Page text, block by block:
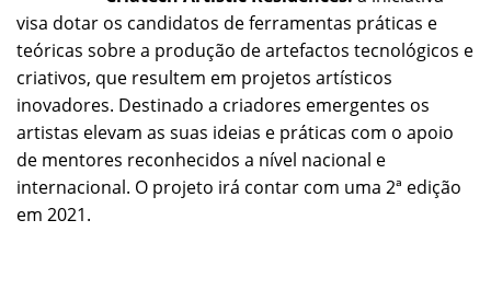
visa dotar os candidatos de ferramentas práticas e
teóricas sobre a produção de artefactos tecnológicos e
criativos, que resultem em projetos artísticos
inovadores. Destinado a criadores emergentes os
artistas elevam as suas ideias e práticas com o apoio
de mentores reconhecidos a nível nacional e
internacional. O projeto irá contar com uma 2ª edição
em 2021.